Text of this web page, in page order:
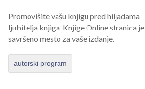
Promovišite vašu knjigu pred hiljadama
ljubitelja knjiga. Knjige Online stranica je
savršeno mesto za vaše izdanje.
autorski program